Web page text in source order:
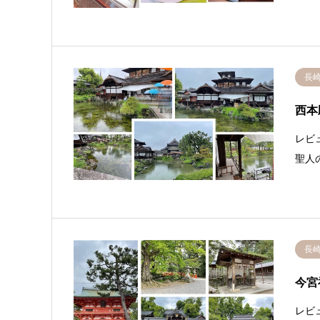
長
西
レビ
聖人
長
今
レビ